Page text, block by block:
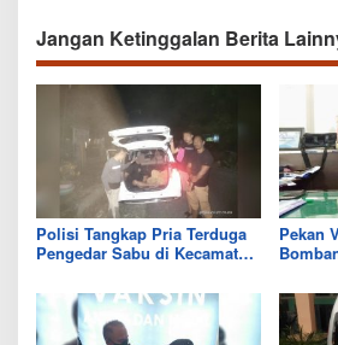
Jangan Ketinggalan Berita
Polisi Tangkap Pria Terduga
Pengedar Sabu di Kecamatan
Pekan